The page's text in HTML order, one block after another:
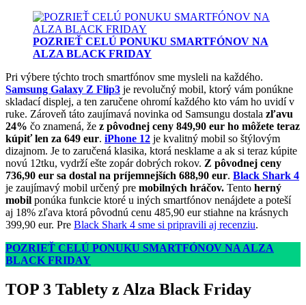
POZRIEŤ CELÚ PONUKU SMARTFÓNOV NA
ALZA BLACK FRIDAY
Pri výbere týchto troch smartfónov sme mysleli na každého.
Samsung Galaxy Z Flip3 je revolučný mobil, ktorý vám ponúkne
skladací displej, a ten zaručene ohromí každého kto vám ho uvidí v
ruke. Zároveň táto zaujímavá novinka od Samsungu dostala zľavu
24% čo znamená, že z pôvodnej ceny 849,90 eur ho môžete teraz
kúpiť len za 649 eur. iPhone 12 je kvalitný mobil so štýlovým
dizajnom. Je to zaručená klasika, ktorá nesklame a ak si teraz kúpite
novú 12tku, vydrží ešte zopár dobrých rokov. Z pôvodnej ceny
736,90 eur sa dostal na príjemnejších 688,90 eur. Black Shark 4
je zaujímavý mobil určený pre mobilných hráčov. Tento herný
mobil ponúka funkcie ktoré u iných smartfónov nenájdete a poteší
aj 18% zľava ktorá pôvodnú cenu 485,90 eur stiahne na krásnych
399,90 eur. Pre Black Shark 4 sme si pripravili aj recenziu.
POZRIEŤ CELÚ PONUKU SMARTFÓNOV NA ALZA
BLACK FRIDAY
TOP 3 Tablety z Alza Black Friday